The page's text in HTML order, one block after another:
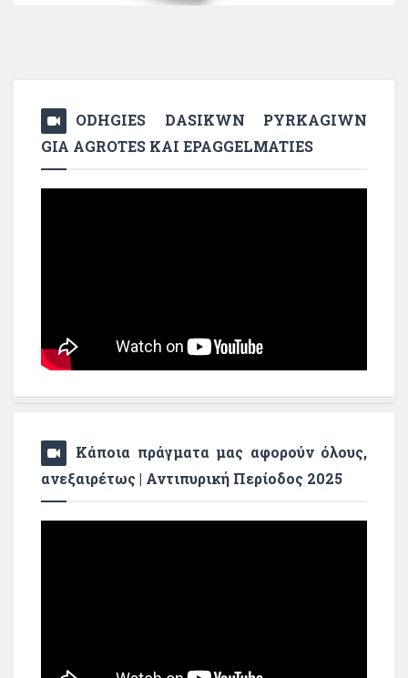
ODHGIES DASIKWN PYRKAGIWN
GIA AGROTES KAI EPAGGELMATIES
Κάποια πράγματα μας αφορούν όλους,
ανεξαιρέτως | Αντιπυρική Περίοδος 2025